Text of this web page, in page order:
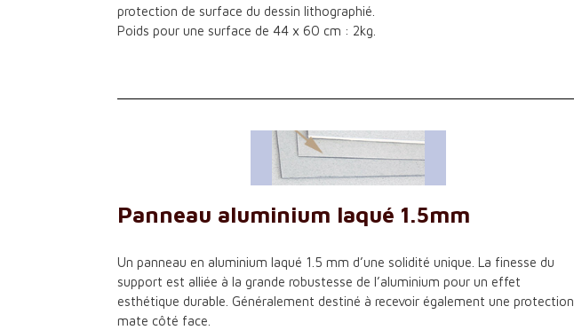
protection de surface du dessin lithographié.
Poids pour une surface de 44 x 60 cm : 2kg.
Panneau aluminium laqué 1.5mm
Un panneau en aluminium laqué 1.5 mm d’une solidité unique. La finesse du
support est alliée à la grande robustesse de l’aluminium pour un effet
esthétique durable. Généralement destiné à recevoir également une protection
mate côté face.